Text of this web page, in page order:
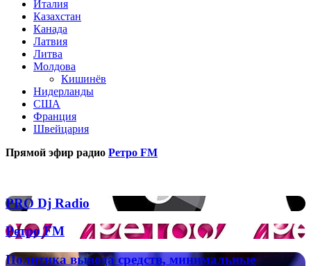
Италия
Казахстан
Канада
Латвия
Литва
Молдова
Кишинёв
Нидерланды
США
Франция
Швейцария
Прямой эфир радио Ретро FM
PRO
Dj
Radio
PRO Dj Radio
Ретро
FM
Ретро FM
Политика
Политика вывода средств, минимальные